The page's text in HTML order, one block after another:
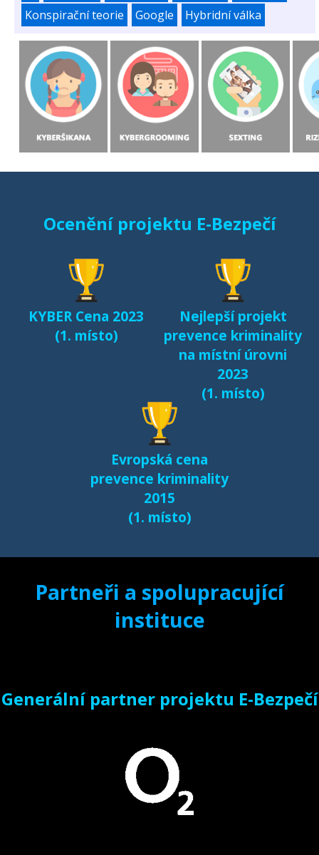
Konspirační teorie
Google Hybridní válka
Ocenění projektu E-Bezpečí
KYBER Cena 2023
(1. místo)
Nejlepší projekt
prevence kriminality
na místní úrovni
2023
(1. místo)
Evropská cena
prevence kriminality
2015
(1. místo)
Partneři a spolupracující
instituce
Generální partner projektu E-Bezpečí